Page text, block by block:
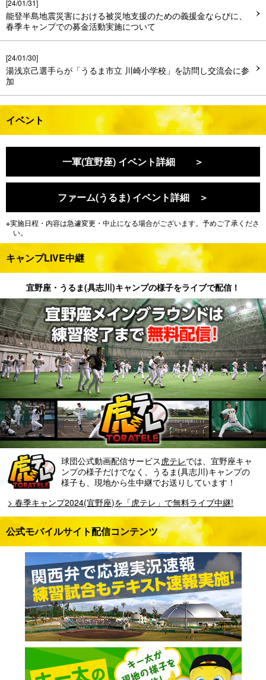
[24/01/31]
能登半島地震災害における被災地支援のための義援金ならびに、
春季キャンプでの募金活動実施について
[24/01/30]
湯浅京己選手らが「うるま市立 川崎小学校」を訪問し交流会に参
加
中野拓夢選手らが「宜野座村立 宜野座中学校」を訪問し交流会に
参加
春季キャンプ2024(宜野座)を「虎テレ」で無料ライブ中継!
[24/01/19]
春季一軍キャンプメンバーについて
[24/01/10]
春季キャンプの日程および期間中の対外試合について
イベント
一軍(宜野座) イベント詳細 ＞
ファーム(うるま) イベント詳細 ＞
※実施日程・内容は急遽変更・中止になる場合がございます。予めご了承くださ
い。
キャンプLIVE中継
宜野座・うるま(具志川)キャンプの様子をライブで配信！
球団公式動画配信サービス虎テレでは、宜野座キャ
ンプの様子だけでなく、うるま(具志川)キャンプの
様子も、現地から生中継でお送りしています！
> 春季キャンプ2024(宜野座)を「虎テレ」で無料ライブ中継!
公式モバイルサイト配信コンテンツ